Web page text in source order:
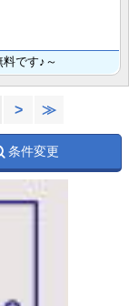
です♪～
> ≫
条件変更